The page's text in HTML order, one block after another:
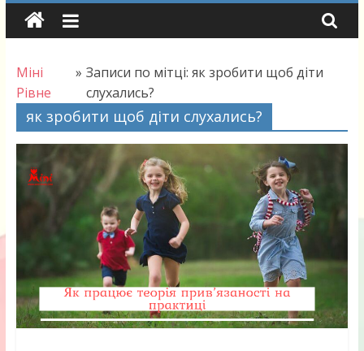
Skip
Міні
Рівне
» Записи по мітці: як зробити щоб діти
слухались?
як зробити щоб діти слухались?